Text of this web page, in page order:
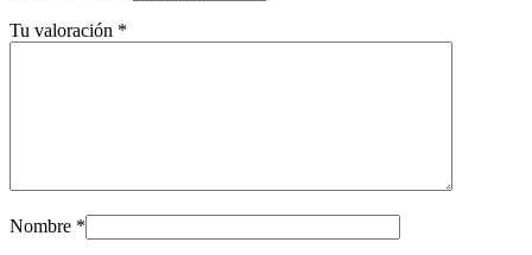
Tu valoración *
Nombre *